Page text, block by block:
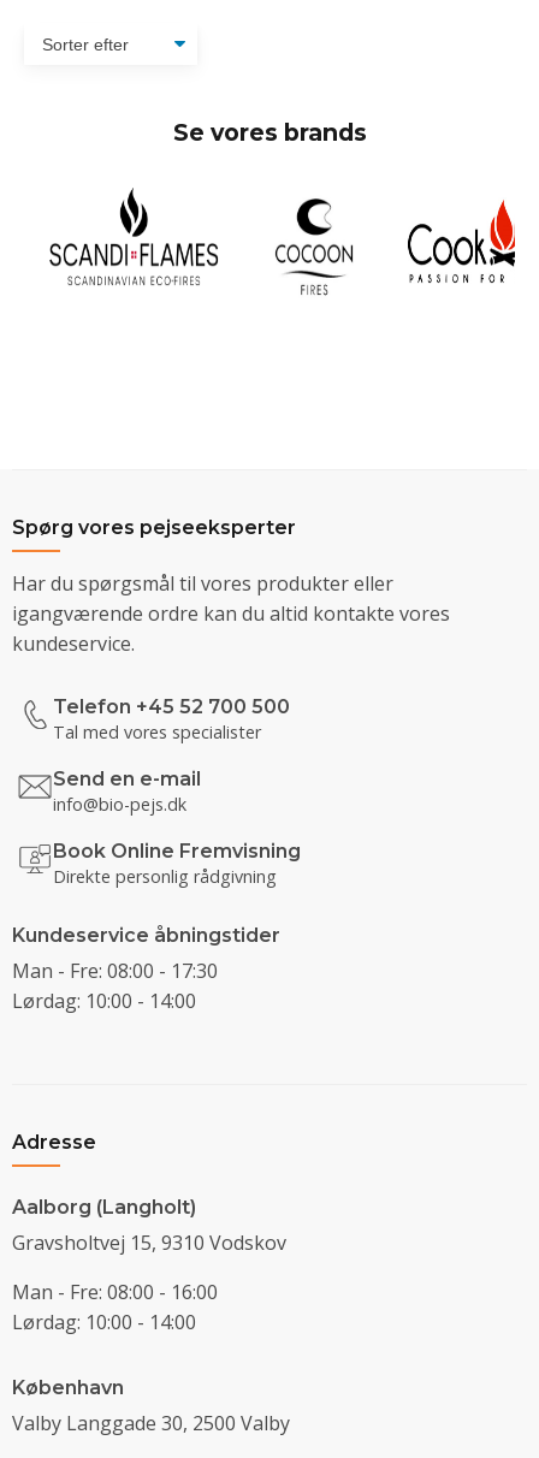
Se vores brands
Spørg vores pejseeksperter
Har du spørgsmål til vores produkter eller
igangværende ordre kan du altid kontakte vores
kundeservice.
Telefon +45 52 700 500
Tal med vores specialister
Send en e-mail
info@bio-pejs.dk
Book Online Fremvisning
Direkte personlig rådgivning
Kundeservice åbningstider
Man - Fre: 08:00 - 17:30
Lørdag: 10:00 - 14:00
Adresse
Aalborg (Langholt)
Gravsholtvej 15, 9310 Vodskov
Man - Fre: 08:00 - 16:00
Lørdag: 10:00 - 14:00
København
Valby Langgade 30, 2500 Valby